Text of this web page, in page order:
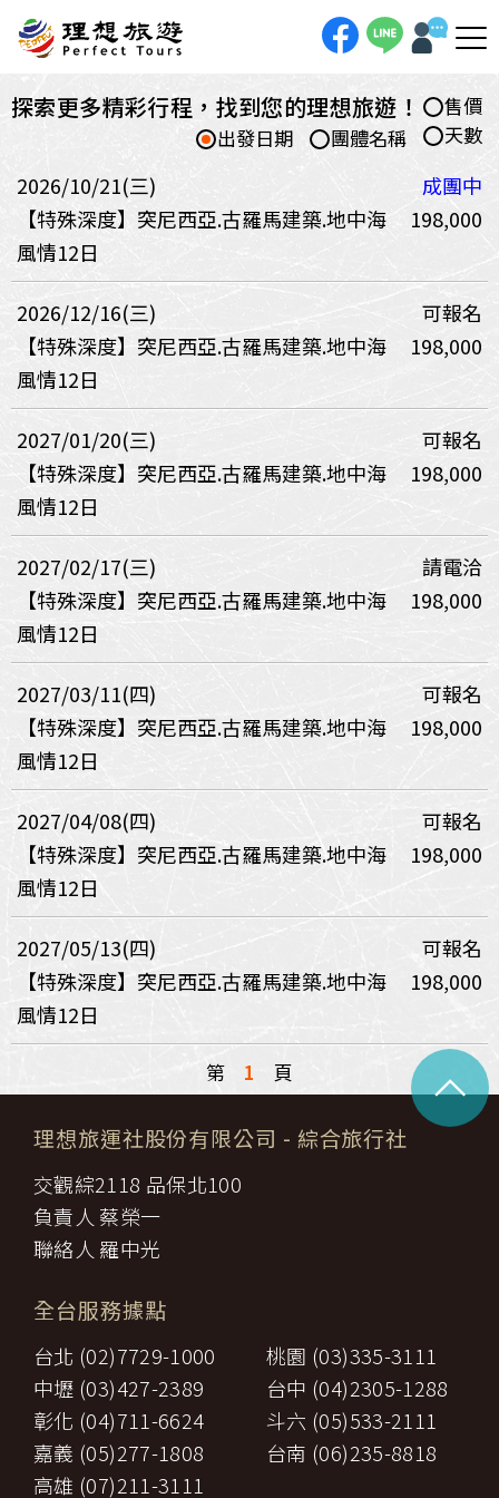
探索更多精彩行程，找到您的理想旅遊！
售價
天數
團體名稱
出發日期
2026/10/21(三)
成團中
【特殊深度】突尼西亞.古羅馬建築.地中海
風情12日
198,000
2026/12/16(三)
可報名
【特殊深度】突尼西亞.古羅馬建築.地中海
風情12日
198,000
2027/01/20(三)
可報名
【特殊深度】突尼西亞.古羅馬建築.地中海
風情12日
198,000
2027/02/17(三)
請電洽
【特殊深度】突尼西亞.古羅馬建築.地中海
風情12日
198,000
2027/03/11(四)
可報名
【特殊深度】突尼西亞.古羅馬建築.地中海
風情12日
198,000
2027/04/08(四)
可報名
【特殊深度】突尼西亞.古羅馬建築.地中海
風情12日
198,000
2027/05/13(四)
可報名
【特殊深度】突尼西亞.古羅馬建築.地中海
風情12日
198,000
第 1 頁
理想旅運社股份有限公司 - 綜合旅行社
交觀綜2118 品保北100
負責人 蔡榮一
聯絡人 羅中光
全台服務據點
台北 (02)7729-1000
桃園 (03)335-3111
中壢 (03)427-2389
台中 (04)2305-1288
彰化 (04)711-6624
斗六 (05)533-2111
嘉義 (05)277-1808
台南 (06)235-8818
高雄 (07)211-3111
^